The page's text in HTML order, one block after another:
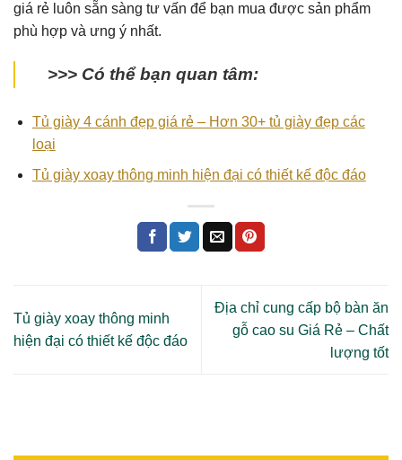
giá rẻ luôn sẵn sàng tư vấn để bạn mua được sản phẩm
phù hợp và ưng ý nhất.
>>> Có thể bạn quan tâm:
Tủ giày 4 cánh đẹp giá rẻ – Hơn 30+ tủ giày đẹp các
loại
Tủ giày xoay thông minh hiện đại có thiết kế độc đáo
Tủ giày xoay thông minh
hiện đại có thiết kế độc đáo
Địa chỉ cung cấp bộ bàn ăn
gỗ cao su Giá Rẻ – Chất
lượng tốt